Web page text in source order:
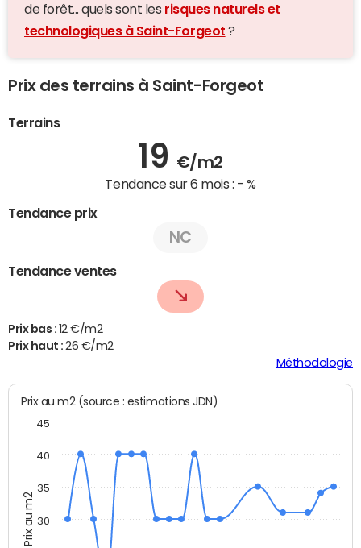
de forêt... quels sont les risques naturels et
technologiques à Saint-Forgeot ?
Prix des terrains à Saint-Forgeot
Terrains
19 €/m2
Tendance sur 6 mois : - %
Tendance prix
NC
Tendance ventes
Prix bas : 12 €/m2
Prix haut :26 €/m2
Méthodologie
Prix au m2
Prix au m2 (source : estimations JDN)
30
35
40
45